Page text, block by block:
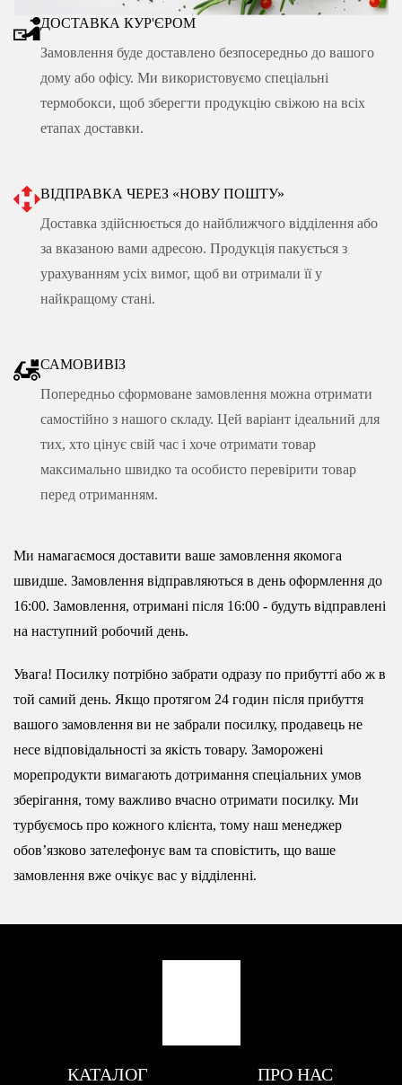
ДОСТАВКА КУР'ЄРОМ
Замовлення буде доставлено безпосередньо до вашого
дому або офісу. Ми використовуємо спеціальні
термобокси, щоб зберегти продукцію свіжою на всіх
етапах доставки.
ВІДПРАВКА ЧЕРЕЗ «НОВУ ПОШТУ»
Доставка здійснюється до найближчого відділення або
за вказаною вами адресою. Продукція пакується з
урахуванням усіх вимог, щоб ви отримали її у
найкращому стані.
САМОВИВІЗ
Попередньо сформоване замовлення можна отримати
самостійно з нашого складу. Цей варіант ідеальний для
тих, хто цінує свій час і хоче отримати товар
максимально швидко та особисто перевірити товар
перед отриманням.
Ми намагаємося доставити ваше замовлення якомога
швидше. Замовлення відправляються в день оформлення до
16:00. Замовлення, отримані після 16:00 - будуть відправлені
на наступний робочий день.
Увага! Посилку потрібно забрати одразу по прибутті або ж в
той самий день. Якщо протягом 24 годин після прибуття
вашого замовлення ви не забрали посилку, продавець не
несе відповідальності за якість товару. Заморожені
морепродукти вимагають дотримання спеціальних умов
зберігання, тому важливо вчасно отримати посилку. Ми
турбуємось про кожного клієнта, тому наш менеджер
обовʼязково зателефонує вам та сповістить, що ваше
замовлення вже очікує вас у відділенні.
КАТАЛОГ ПРО НАС